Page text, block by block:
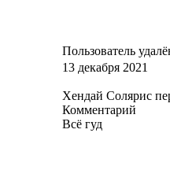
Пользователь
13 декабря 2021
Хендай Солярис
Комментарий
Всё гуд